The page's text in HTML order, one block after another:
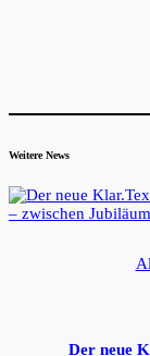
Weitere News
Der neue